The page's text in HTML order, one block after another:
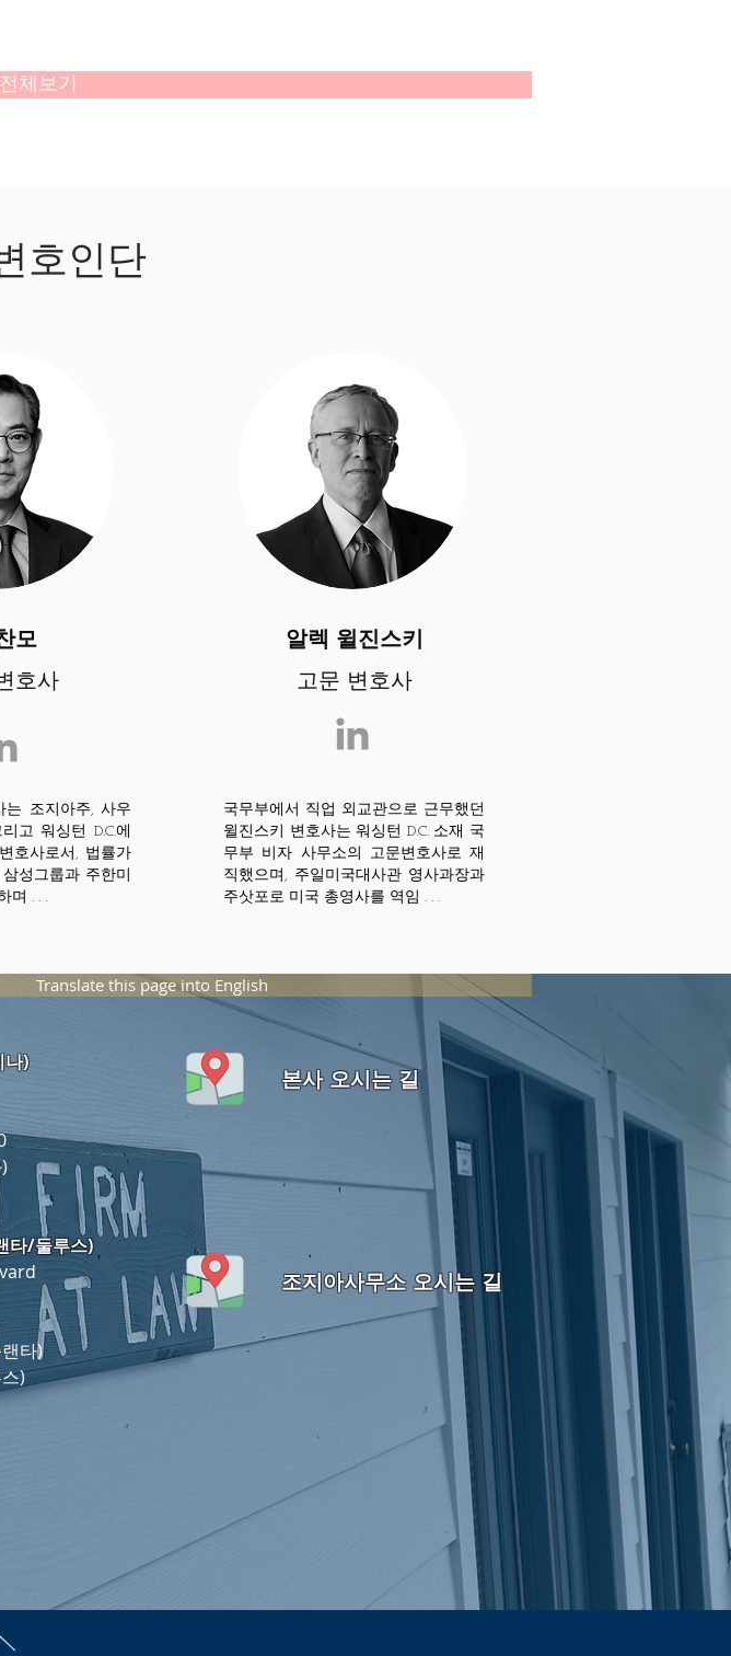
체보기
호인단
모
호사
는 조지아주, 사우
고 워싱턴 D.C.에
호사로서, 법률가
성그룹과 주한미
며 . . .
알렉 윌진스키
​고문 변호사
국무부에서 직업 외교관으로 근무했던
윌진스키 변호사는 워싱턴 D.C. 소재 국
무부 비자 사무소의 고문변호사로 재
직했으며, 주일미국대사관 영사과장과
주삿포로 미국 총영사를 역임 . . .
Translate this page into English
나)
타/둘루스)
타)
)
본사 오시는 길
조지아사무소 오시는 길